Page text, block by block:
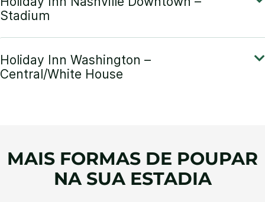
MAIS FORMAS DE POUPAR
NA SUA ESTADIA